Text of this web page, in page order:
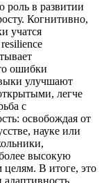
роль в развитии
Когнитивно,
учатся
ошибки
улучшают
легче
с
освобождая от
науке или
высокую
В итоге, это